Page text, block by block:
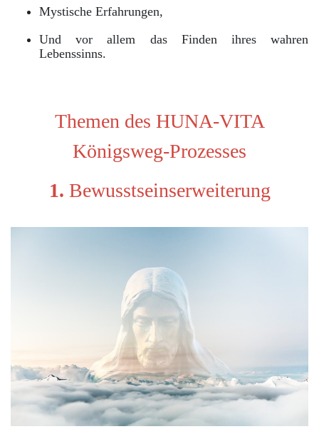
Mystische Erfahrungen,
Und vor allem das Finden ihres wahren
Lebenssinns.
Themen des HUNA-VITA
Königsweg-Prozesses
1. Bewusstseinserweiterung